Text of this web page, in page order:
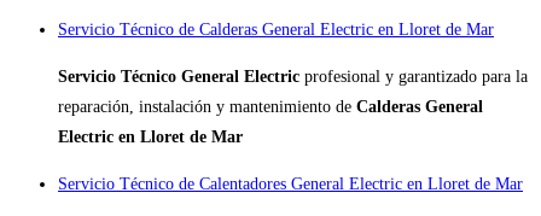
Servicio Técnico de Calderas General Electric en Lloret de Mar
Servicio Técnico General Electric profesional y garantizado para la
reparación, instalación y mantenimiento de Calderas General
Electric en Lloret de Mar
Servicio Técnico de Calentadores General Electric en Lloret de Mar